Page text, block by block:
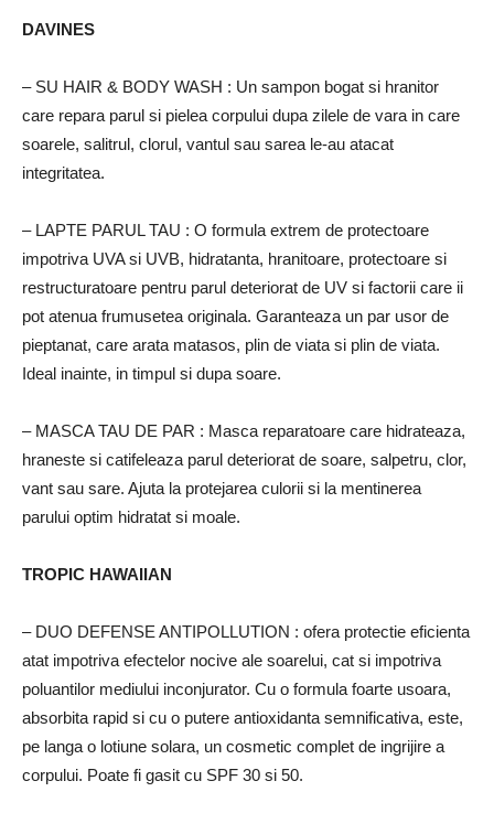
DAVINES
– SU HAIR & BODY WASH : Un sampon bogat si hranitor
care repara parul si pielea corpului dupa zilele de vara in care
soarele, salitrul, clorul, vantul sau sarea le-au atacat
integritatea.
– LAPTE PARUL TAU : O formula extrem de protectoare
impotriva UVA si UVB, hidratanta, hranitoare, protectoare si
restructuratoare pentru parul deteriorat de UV si factorii care ii
pot atenua frumusetea originala. Garanteaza un par usor de
pieptanat, care arata matasos, plin de viata si plin de viata.
Ideal inainte, in timpul si dupa soare.
– MASCA TAU DE PAR : Masca reparatoare care hidrateaza,
hraneste si catifeleaza parul deteriorat de soare, salpetru, clor,
vant sau sare. Ajuta la protejarea culorii si la mentinerea
parului optim hidratat si moale.
TROPIC HAWAIIAN
– DUO DEFENSE ANTIPOLLUTION : ofera protectie eficienta
atat impotriva efectelor nocive ale soarelui, cat si impotriva
poluantilor mediului inconjurator. Cu o formula foarte usoara,
absorbita rapid si cu o putere antioxidanta semnificativa, este,
pe langa o lotiune solara, un cosmetic complet de ingrijire a
corpului. Poate fi gasit cu SPF 30 si 50.